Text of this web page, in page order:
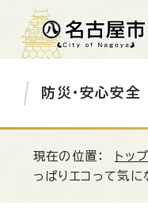
防災・安心安全
現在の位置： トッ
っぱりエコって気に